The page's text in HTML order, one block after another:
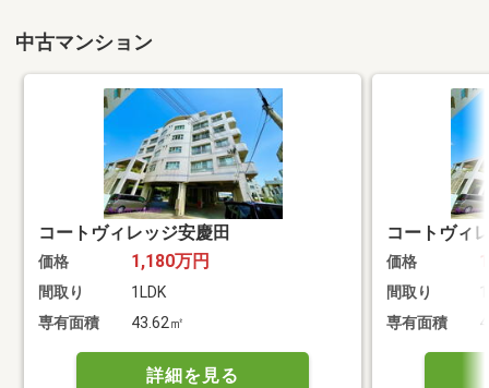
中古マンション
コートヴィレッジ安慶田
価格 1,180万円
間取り
1LDK
専有面積
43.62㎡
詳細を見る
コートヴィ
価格
間取り
専有面積